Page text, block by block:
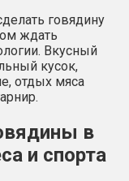
говядину
ждать
Вкусный
кусок,
отдых мяса
в
и спорта